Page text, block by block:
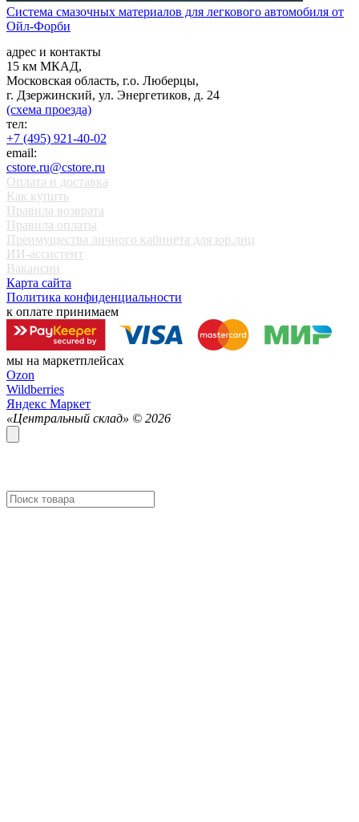
Система смазочных материалов для легкового автомобиля от
Ойл-Форби
адрес и контакты
15 км МКАД,
Московская область, г.о. Люберцы,
г. Дзержинский, ул. Энергетиков, д. 24
(схема проезда)
тел:
+7 (495) 921-40-02
email:
cstore.ru@cstore.ru
Оплата и доставка
Как купить
Правила возврата
Правила оплаты
Преимущества личного кабинета для юр.лиц
ИИ-ассистент
Вакансии
Карта сайта
Политика конфиденциальности
к оплате принимаем
мы на маркетплейсах
Ozon
Wildberries
Яндекс Маркет
«Центральный склад» © 2026